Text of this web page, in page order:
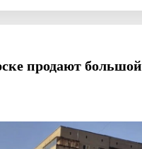
продают большой